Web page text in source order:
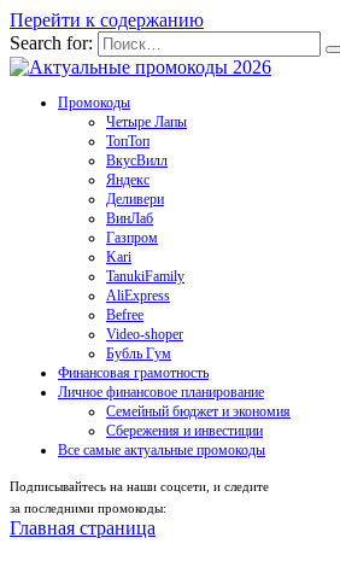
Перейти к содержанию
Search for:
Промокоды
Четыре Лапы
ТопТоп
ВкусВилл
Яндекс
Деливери
ВинЛаб
Газпром
Kari
TanukiFamily
AliExpress
Befree
Video-shoper
Бубль Гум
Финансовая грамотность
Личное финансовое планирование
Семейный бюджет и экономия
Сбережения и инвестиции
Все самые актуальные промокоды
Подписывайтесь на наши соцсети, и следите
за последними промокоды:
Главная страница